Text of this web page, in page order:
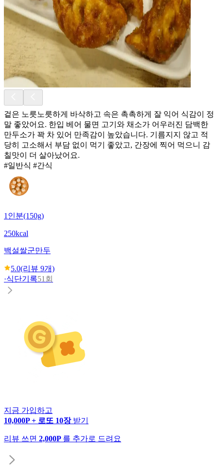
겉은 노릇노릇하게 바삭하고 속은 촉촉하게 잘 익어 식감이 정
말 좋았어요. 한입 베어 물면 고기와 채소가 어우러진 담백한
만두소가 꽉 차 있어 만족감이 높았습니다. 기름지지 않고 적
당히 고소해서 부담 없이 먹기 좋았고, 간장에 찍어 먹으니 감
칠맛이 더 살아났어요.
#일반식 #간식
1인분(150g)
250kcal
백설쌀군만두
5.0(리뷰 9개)
·식단기록51회
지금 가입하고
10,000P + 로또 10장 받기
리뷰 쓰면 2,000P 를 추가로 드려요